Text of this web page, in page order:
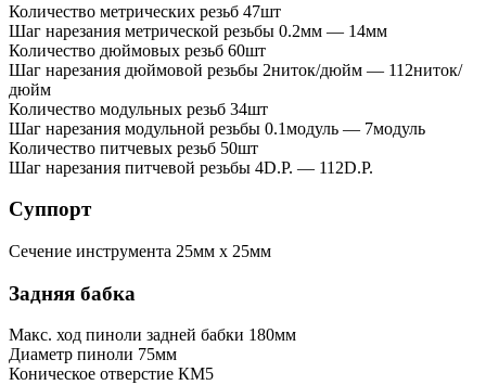
Количество метрических резьб 47шт
Шаг нарезания метрической резьбы 0.2мм — 14мм
Количество дюймовых резьб 60шт
Шаг нарезания дюймовой резьбы 2ниток/дюйм — 112ниток/
дюйм
Количество модульных резьб 34шт
Шаг нарезания модульной резьбы 0.1модуль — 7модуль
Количество питчевых резьб 50шт
Шаг нарезания питчевой резьбы 4D.P. — 112D.P.
Суппорт
Сечение инструмента 25мм x 25мм
Задняя бабка
Макс. ход пиноли задней бабки 180мм
Диаметр пиноли 75мм
Коническое отверстие КМ5